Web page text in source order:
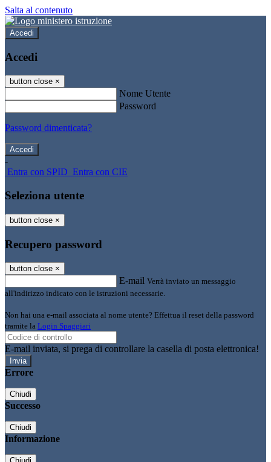
Salta al contenuto
Accedi
Accedi
button close ×
Nome Utente
Password
Password dimenticata?
-
Entra con SPID Entra con CIE
Seleziona utente
button close ×
Recupero password
button close ×
E-mail Verrà inviato un messaggio
all'indirizzo indicato con le istruzioni necessarie.
Non hai una e-mail associata al nome utente? Effettua il reset della password
tramite la Login Spaggiari
E-mail inviata, si prega di controllare la casella di posta elettronica!
Errore
Chiudi
Successo
Chiudi
Informazione